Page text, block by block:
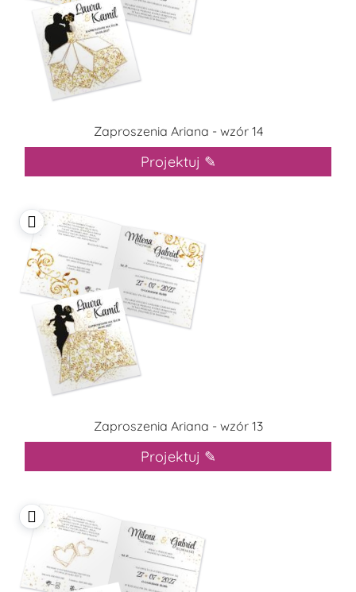
Zaproszenia Ariana - wzór 14
Projektuj ✎
Zaproszenia Ariana - wzór 13
Projektuj ✎